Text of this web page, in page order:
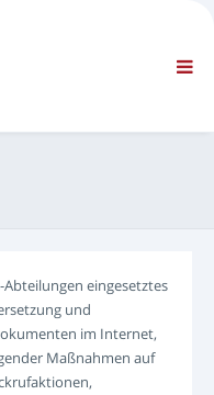
eingesetztes
und
im Internet,
Maßnahmen auf